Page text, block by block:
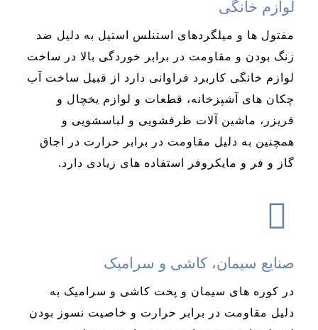
لوازم خانگی
مفتول ها و میلگردهای استنلس استیل به دلیل ضد
زنگ بودن و مقاومت در برابر خوردگی بالا در ساخت
لوازم خانگی کاربرد فراوانی دارد از قبیل ساخت آب
چکان های آشپزخانه، قطعات و لوازم یخچال و
فریزر، ماشین آلات ظرفشویی و لباسشویی و
همچنین به دلیل مقاومت در برابر حرارت در اجاق
گاز و فر و مایکروفر استفاده های زیادی دارد.
صنایع سیمان، کاشی و سرامیک
در کوره های سیمان و پخت کاشی و سرامیک به
دلیل مقاومت در برابر حرارت و خاصیت نسوز بودن